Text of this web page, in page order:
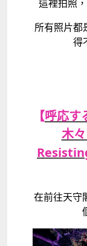
這裡拍照
所有照片都
得
【呼応す
木
在前往天守